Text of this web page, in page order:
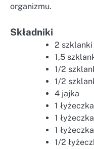
organizmu.
Składniki
2
1,5
1/2
1/2
4 jajka
1
1
1
1/2